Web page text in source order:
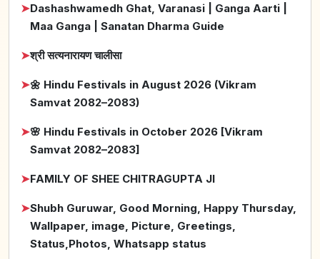
➤Dashashwamedh Ghat, Varanasi | Ganga Aarti |
Maa Ganga | Sanatan Dharma Guide
➤श्री सत्यनारायण चालीसा
➤🌼 Hindu Festivals in August 2026 (Vikram
Samvat 2082–2083)
➤🌸 Hindu Festivals in October 2026 [Vikram
Samvat 2082–2083]
➤FAMILY OF SHEE CHITRAGUPTA JI
➤Shubh Guruwar, Good Morning, Happy Thursday,
Wallpaper, image, Picture, Greetings,
Status,Photos, Whatsapp status